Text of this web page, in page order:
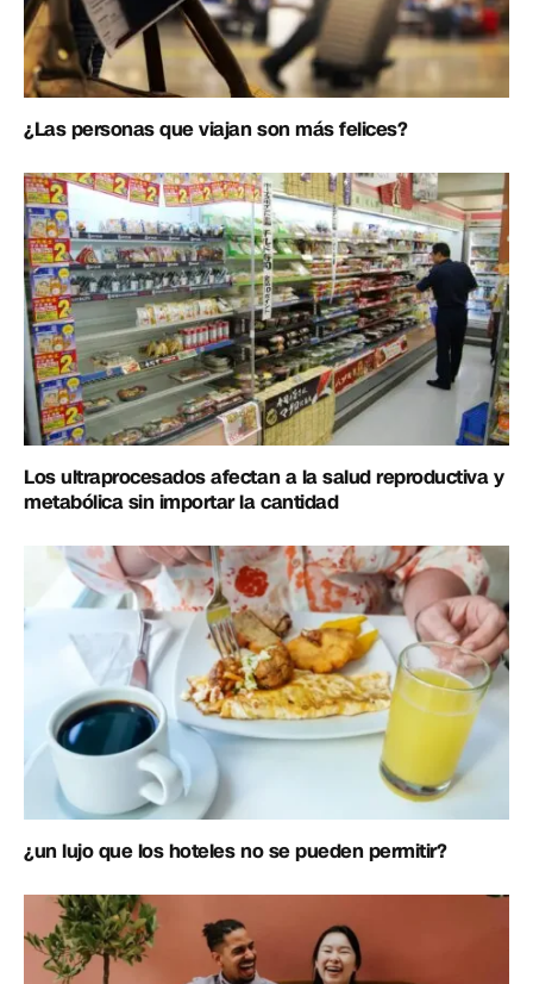
¿Las personas que viajan son más felices?
Los ultraprocesados afectan a la salud reproductiva y
metabólica sin importar la cantidad
¿un lujo que los hoteles no se pueden permitir?